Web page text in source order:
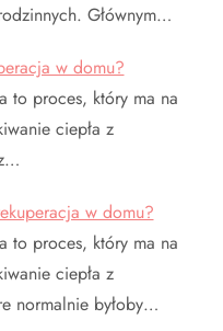
Głównym…
w domu?
to proces, który ma na
ciepła z
w domu?
to proces, który ma na
ciepła z
normalnie byłoby…